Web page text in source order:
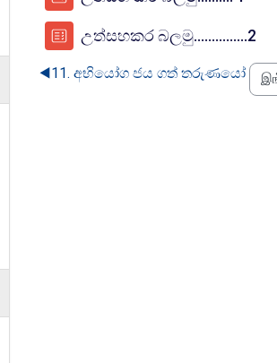
උත්සහකර බලමු...............2புதிர்
◀︎11. අභියෝග ජය ගත් තරුණයෝ